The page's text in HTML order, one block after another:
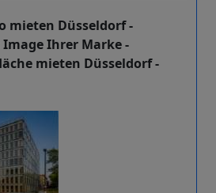
mieten Düsseldorf -
Image Ihrer Marke -
mieten Düsseldorf -